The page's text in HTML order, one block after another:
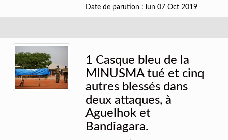
Date de parution : lun 07 Oct 2019
1 Casque bleu de la
MINUSMA tué et cinq
autres blessés dans
deux attaques, à
Aguelhok et
Bandiagara.